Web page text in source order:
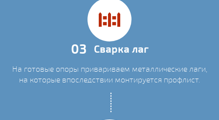
03 Сварка лаг
На готовые опоры привариваем металлические лаги,
на которые впоследствии монтируется профлист.